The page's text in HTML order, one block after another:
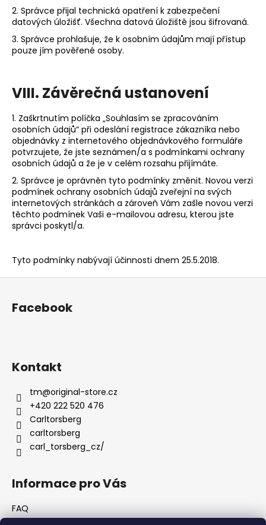
2. Správce přijal technická opatření k zabezpečení
datových úložišť. Všechna datová úložiště jsou šifrovaná.
3. Správce prohlašuje, že k osobním údajům mají přístup
pouze jím pověřené osoby.
VIII. Závěrečná ustanovení
1. Zaškrtnutím políčka „Souhlasím se zpracováním
osobních údajů“ při odeslání registrace zákazníka nebo
objednávky z internetového objednávkového formuláře
potvrzujete, že jste seznámen/a s podmínkami ochrany
osobních údajů a že je v celém rozsahu přijímáte.
2. Správce je oprávněn tyto podmínky změnit. Novou verzi
podmínek ochrany osobních údajů zveřejní na svých
internetových stránkách a zároveň Vám zašle novou verzi
těchto podmínek Vaši e-mailovou adresu, kterou jste
správci poskytl/a.
Tyto podmínky nabývají účinnosti dnem 25.5.2018.
Z
Facebook
Kontakt
tm@original-store.cz
+420 222 520 476
Carltorsberg
carltorsberg
carl_torsberg_cz/
Informace pro Vás
FAQ
Obchodní podmínky